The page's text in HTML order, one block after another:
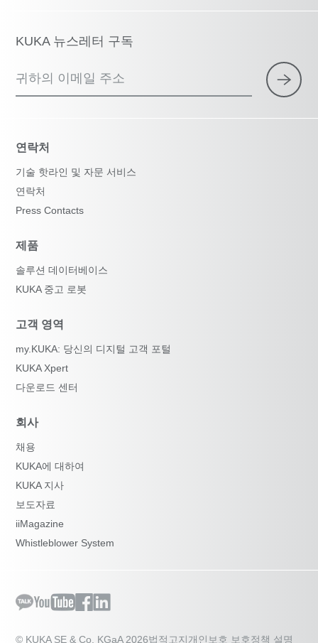
KUKA 뉴스레터 구독
귀하의 이메일 주소
연락처
기술 핫라인 및 자문 서비스
연락처
Press Contacts
제품
솔루션 데이터베이스
KUKA 중고 로봇
고객 영역
my.KUKA: 당신의 디지털 고객 포털
KUKA Xpert
다운로드 센터
회사
채용
KUKA에 대하여
KUKA 지사
보도자료
iiMagazine
Whistleblower System
© KUKA SE & Co. KGaA 2026법적고지개인보호 보호정책 설명